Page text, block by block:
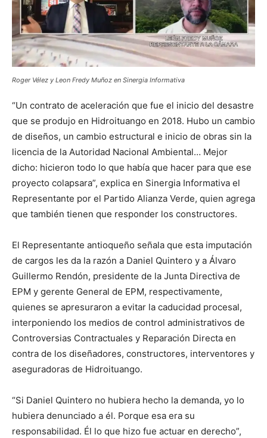
Roger Vélez y Leon Fredy Muñoz en Sinergia Informativa
“Un contrato de aceleración que fue el inicio del desastre
que se produjo en Hidroituango en 2018. Hubo un cambio
de diseños, un cambio estructural e inicio de obras sin la
licencia de la Autoridad Nacional Ambiental… Mejor
dicho: hicieron todo lo que había que hacer para que ese
proyecto colapsara”, explica en Sinergia Informativa el
Representante por el Partido Alianza Verde, quien agrega
que también tienen que responder los constructores.
El Representante antioqueño señala que esta imputación
de cargos les da la razón a Daniel Quintero y a Álvaro
Guillermo Rendón, presidente de la Junta Directiva de
EPM y gerente General de EPM, respectivamente,
quienes se apresuraron a evitar la caducidad procesal,
interponiendo los medios de control administrativos de
Controversias Contractuales y Reparación Directa en
contra de los diseñadores, constructores, interventores y
aseguradoras de Hidroituango.
“Si Daniel Quintero no hubiera hecho la demanda, yo lo
hubiera denunciado a él. Porque esa era su
responsabilidad. Él lo que hizo fue actuar en derecho”,